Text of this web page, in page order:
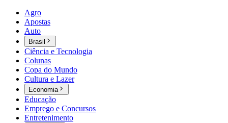
Agro
Apostas
Auto
Brasil
Ciência e Tecnologia
Colunas
Copa do Mundo
Cultura e Lazer
Economia
Educação
Emprego e Concursos
Entretenimento